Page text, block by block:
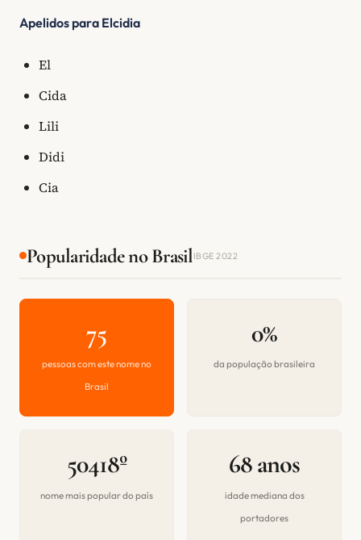
Apelidos para Elcidia
El
Cida
Lili
Didi
Cia
Popularidade no BrasilIBGE 2022
75
pessoas com este nome no
Brasil
0%
da população brasileira
50418º
nome mais popular do país
68 anos
idade mediana dos
portadores